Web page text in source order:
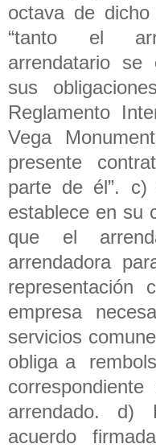
octava de
“tanto el
arrendatario se
sus
Reglamento
Vega
presente
parte de él”. c)
establece en su
que el
arrendadora
representación
empresa
servicios
obliga a
arrendado. d)
acuerdo